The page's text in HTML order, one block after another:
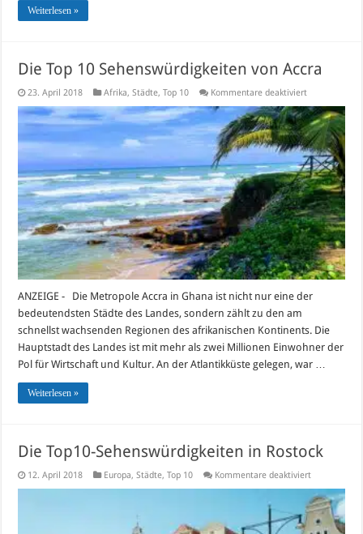
Weiterlesen »
Die Top 10 Sehenswürdigkeiten von Accra
23. April 2018 Afrika,Städte,Top 10 Kommentare deaktiviertfür
Top
10
von
Accra
ANZEIGE - Die Metropole Accra in Ghana ist nicht nur eine der
bedeutendsten Städte des Landes, sondern zählt zu den am
schnellst wachsenden Regionen des afrikanischen Kontinents. Die
Hauptstadt des Landes ist mit mehr als zwei Millionen Einwohner der
Pol für Wirtschaft und Kultur. An der Atlantikküste gelegen, war …
Weiterlesen »
Die Top10-Sehenswürdigkeiten in Rostock
12. April 2018 Europa,Städte,Top 10 Kommentare deaktiviertfür
Top10-
in
Rostock